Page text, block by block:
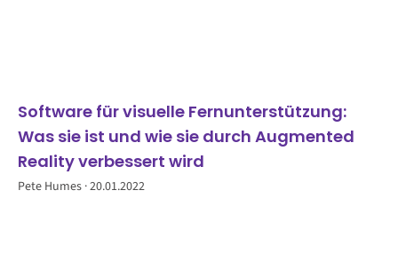
Software für visuelle Fernunterstützung:
Was sie ist und wie sie durch Augmented
Reality verbessert wird
Pete Humes 20.01.2022